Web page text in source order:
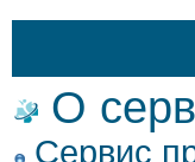
О
Сервис